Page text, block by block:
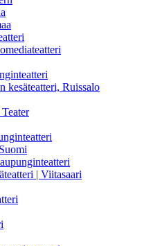
kesäteatteri, Ruissalo
| Viitasaari